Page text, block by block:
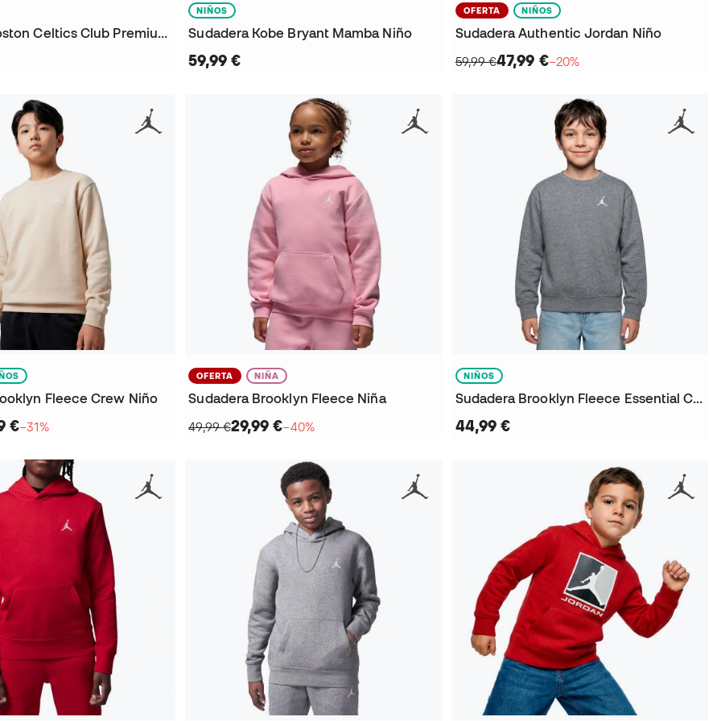
Sudadera Boston Celtics Club Premium Courtside Niño
NIÑOS
Sudadera Kobe Bryant Mamba Niño
59,99 €
OFERTA NIÑOS
Sudadera Authentic Jordan Niño
59,99 €47,99 €−20%
Fleece Crew Niño
€−31%
OFERTA NIÑA
Sudadera Brooklyn Fleece Niña
49,99 €29,99 €−40%
NIÑOS
Sudadera Brooklyn Fleece Essential Crew Niño
44,99 €